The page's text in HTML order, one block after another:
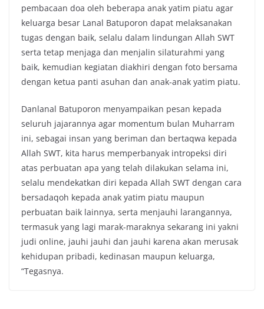
pembacaan doa oleh beberapa anak yatim piatu agar
keluarga besar Lanal Batuporon dapat melaksanakan
tugas dengan baik, selalu dalam lindungan Allah SWT
serta tetap menjaga dan menjalin silaturahmi yang
baik, kemudian kegiatan diakhiri dengan foto bersama
dengan ketua panti asuhan dan anak-anak yatim piatu.
Danlanal Batuporon menyampaikan pesan kepada
seluruh jajarannya agar momentum bulan Muharram
ini, sebagai insan yang beriman dan bertaqwa kepada
Allah SWT, kita harus memperbanyak intropeksi diri
atas perbuatan apa yang telah dilakukan selama ini,
selalu mendekatkan diri kepada Allah SWT dengan cara
bersadaqoh kepada anak yatim piatu maupun
perbuatan baik lainnya, serta menjauhi larangannya,
termasuk yang lagi marak-maraknya sekarang ini yakni
judi online, jauhi jauhi dan jauhi karena akan merusak
kehidupan pribadi, kedinasan maupun keluarga,
“Tegasnya.